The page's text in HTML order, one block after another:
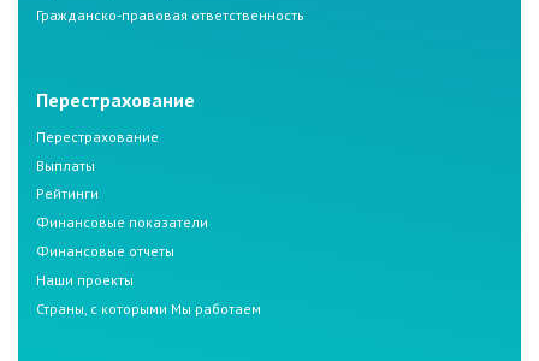
Гражданско-правовая ответственность
Перестрахование
Перестрахование
Выплаты
Рейтинги
Финансовые показатели
Финансовые отчеты
Наши проекты
Страны, с которыми Мы работаем